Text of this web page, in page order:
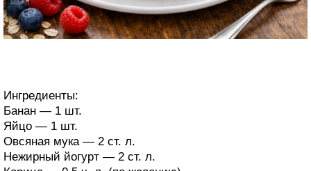
Ингредиенты:
Банан — 1 шт.
Яйцо — 1 шт.
Овсяная мука — 2 ст. л.
Нежирный йогурт — 2 ст. л.